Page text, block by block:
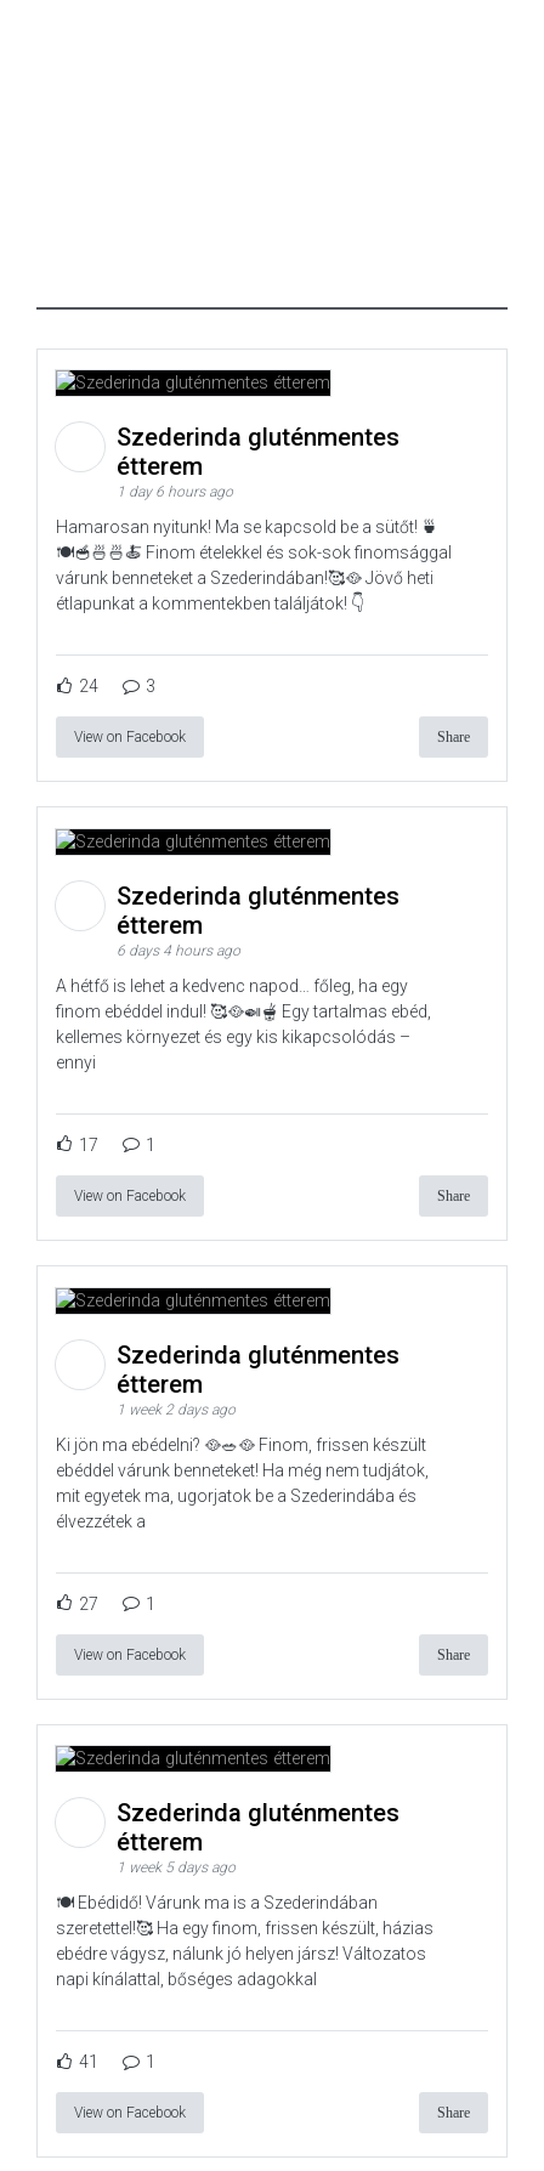
Szederinda gluténmentes
étterem
1 day 6 hours ago
Hamarosan nyitunk! Ma se kapcsold be a sütőt! 🍵
🍽️🥣🍜🍜🍝 Finom ételekkel és sok-sok finomsággal
várunk benneteket a Szederindában!🥰🥘 Jövő heti
étlapunkat a kommentekben találjátok! 👇
24 3
View on Facebook Share
Szederinda gluténmentes
étterem
6 days 4 hours ago
A hétfő is lehet a kedvenc napod… főleg, ha egy
finom ebéddel indul! 🥰🥘🍛🫕 Egy tartalmas ebéd,
kellemes környezet és egy kis kikapcsolódás –
ennyi
17 1
View on Facebook Share
Szederinda gluténmentes
étterem
1 week 2 days ago
Ki jön ma ebédelni? 🥘🥗🥘 Finom, frissen készült
ebéddel várunk benneteket! Ha még nem tudjátok,
mit egyetek ma, ugorjatok be a Szederindába és
élvezzétek a
27 1
View on Facebook Share
Szederinda gluténmentes
étterem
1 week 5 days ago
🍽️ Ebédidő! Várunk ma is a Szederindában
szeretettel!🥰 Ha egy finom, frissen készült, házias
ebédre vágysz, nálunk jó helyen jársz! Változatos
napi kínálattal, bőséges adagokkal
41 1
View on Facebook Share